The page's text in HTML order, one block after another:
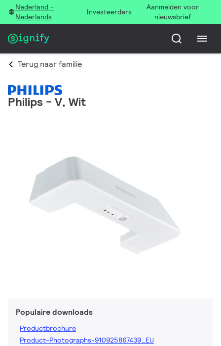
Nederland -
Nederlands
Investeerders
Aanmelden voor
nieuwsbrief
Terug naar familie
Philips - V, Wit
Populaire downloads
Productbrochure
Product-Photographs-910925867439_EU